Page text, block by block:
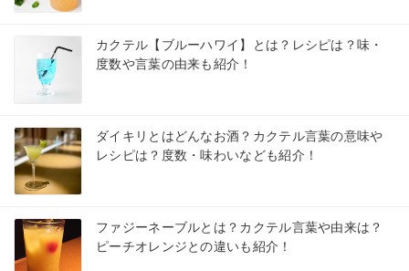
カクテル【ブルーハワイ】とは？レシピは？味・
度数や言葉の由来も紹介！
ダイキリとはどんなお酒？カクテル言葉の意味や
レシピは？度数・味わいなども紹介！
ファジーネーブルとは？カクテル言葉や由来は？
ピーチオレンジとの違いも紹介！